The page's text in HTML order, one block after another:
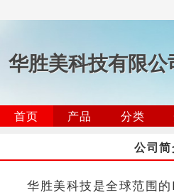
华胜美科技有限公
首页 产品 分类
公司简
华胜美科技是全球范围